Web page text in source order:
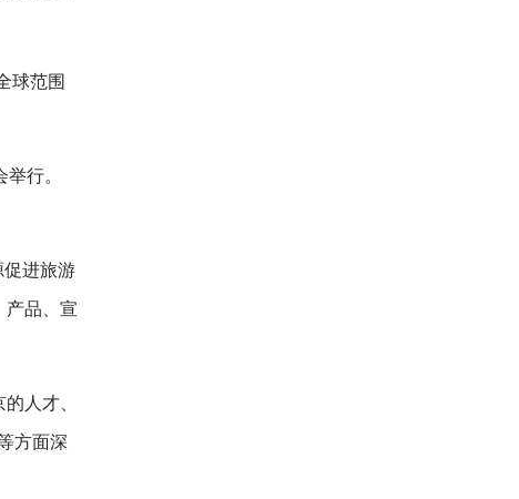
球范围
行。
进旅游
产品、宣
人才、
方面深